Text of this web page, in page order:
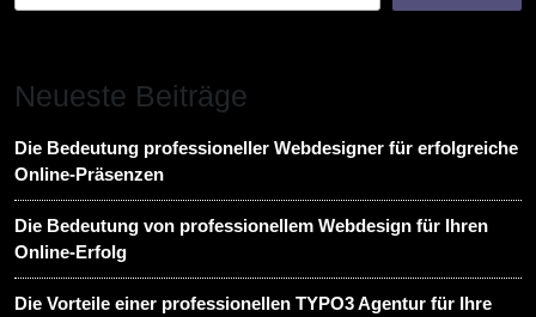
Neueste Beiträge
Die Bedeutung professioneller Webdesigner für erfolgreiche
Online-Präsenzen
Die Bedeutung von professionellem Webdesign für Ihren
Online-Erfolg
Die Vorteile einer professionellen TYPO3 Agentur für Ihre